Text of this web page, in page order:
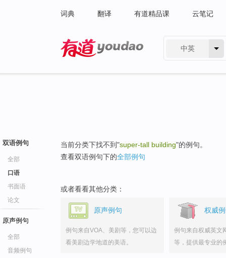
词典 翻译 有道精品课 云笔记
中英
双语例句
全部
口语
书面语
论文
原声例句
全部
音频例句
当前分类下找不到"super-tall building"的例句。
查看双语例句下的全部例句
或者看看其他分类：
原声例句
例句来自VOA、美剧等，您可以边
看美剧边学地道的美语。
权威
例句来自权威英文
等，提供最专业的